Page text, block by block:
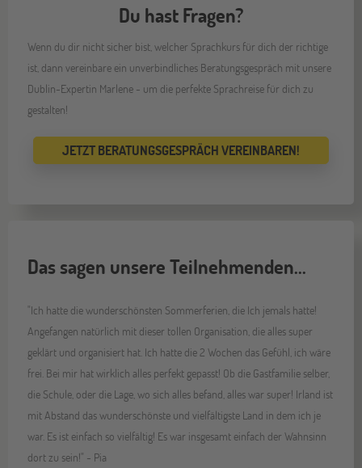
Du hast Fragen?
Wenn du dir nicht sicher bist, welcher Sprachkurs für dich der richtige
ist, dann vereinbare ein unverbindliches Beratungsgespräch mit unsere
Dublin-Expertin Marlene - um die perfekte Sprachreise für dich zu
gestalten!
JETZT BERATUNGSGESPRÄCH VEREINBAREN!
Das sagen unsere Teilnehmenden...
"Ich hatte die wunderschönsten Sommerferien, die Ich jemals hatte!
Angefangen natürlich mit dieser tollen Organisation, die alles super
geklärt und organisiert hat. Ich hatte die 2 Wochen das Gefühl, ich wäre
frei. Bei mir hat wirklich alles perfekt gepasst! Ob die Gastfamilie selber,
die Schule, oder die Lage, wo sich alles befand, alles war super! Irland ist
mit Abstand das wunderschönste und vielfältigste Land in dem ich je
war. Es ist einfach so vielfältig! Es war insgesamt einfach der Wahnsinn
dort zu sein!" - Pia